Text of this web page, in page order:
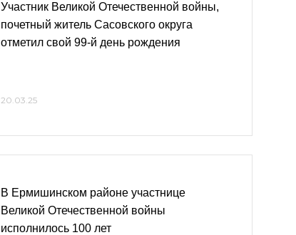
Участник Великой Отечественной войны,
почетный житель Сасовского округа
отметил свой 99-й день рождения
20.03.25
В Ермишинском районе участнице
Великой Отечественной войны
исполнилось 100 лет